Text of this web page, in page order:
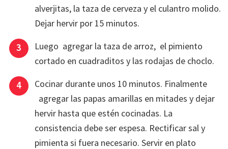
alverjitas, la taza de cerveza y el culantro molido.
Dejar hervir por 15 minutos.
Luego agregar la taza de arroz, el pimiento
cortado en cuadraditos y las rodajas de choclo.
Cocinar durante unos 10 minutos. Finalmente
agregar las papas amarillas en mitades y dejar
hervir hasta que estén cocinadas. La
consistencia debe ser espesa. Rectificar sal y
pimienta si fuera necesario. Servir en plato